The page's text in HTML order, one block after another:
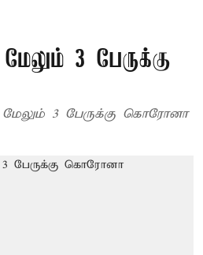
மேலும் 3 பேருக்கு
மேலும் 3 பேருக்கு கொரோனா